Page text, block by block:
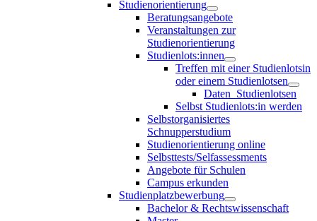
Studienorientierung
Beratungsangebote
Veranstaltungen zur
Studienorientierung
Studienlots:innen
Treffen mit einer Studienlotsin
oder einem Studienlotsen
Daten_Studienlotsen
Selbst Studienlots:in werden
Selbstorganisiertes
Schnupperstudium
Studienorientierung online
Selbsttests/Selfassessments
Angebote für Schulen
Campus erkunden
Studienplatzbewerbung
Bachelor & Rechtswissenschaft